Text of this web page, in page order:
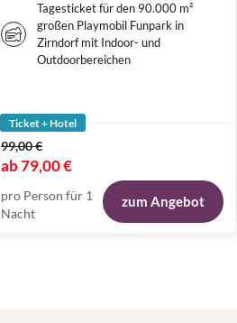
Tagesticket für den 90.000 m²
großen Playmobil Funpark in
Zirndorf mit Indoor- und
Outdoorbereichen
Ticket + Hotel
99,00 €
ab79,00 €
pro Person für 1
Nacht
zum Angebot